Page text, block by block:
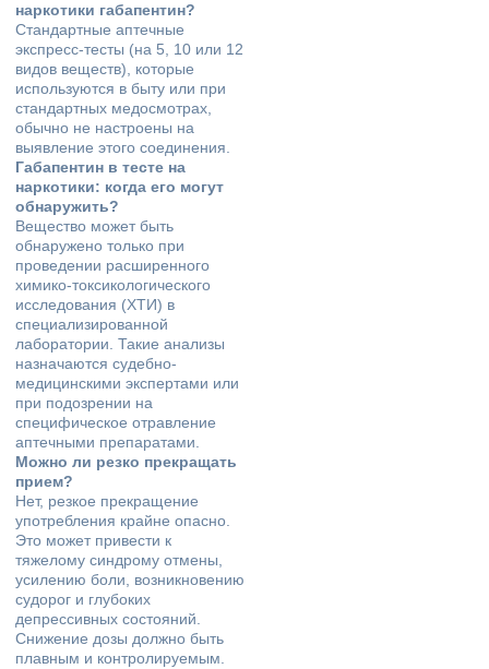
наркотики габапентин?
Стандартные аптечные
экспресс-тесты (на 5, 10 или 12
видов веществ), которые
используются в быту или при
стандартных медосмотрах,
обычно не настроены на
выявление этого соединения.
Габапентин в тесте на
наркотики: когда его могут
обнаружить?
Вещество может быть
обнаружено только при
проведении расширенного
химико-токсикологического
исследования (ХТИ) в
специализированной
лаборатории. Такие анализы
назначаются судебно-
медицинскими экспертами или
при подозрении на
специфическое отравление
аптечными препаратами.
Можно ли резко прекращать
прием?
Нет, резкое прекращение
употребления крайне опасно.
Это может привести к
тяжелому синдрому отмены,
усилению боли, возникновению
судорог и глубоких
депрессивных состояний.
Снижение дозы должно быть
плавным и контролируемым.